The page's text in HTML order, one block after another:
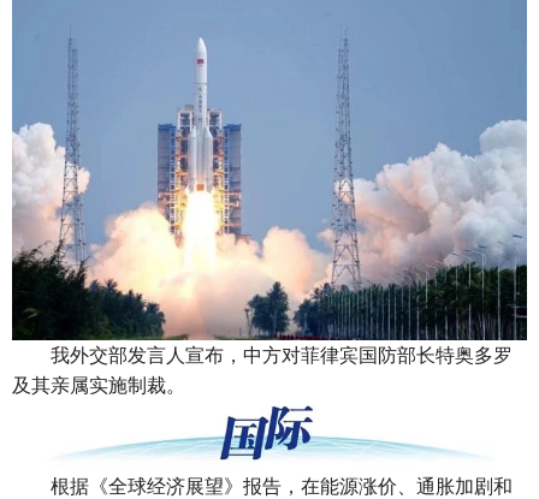
我外交部发言人宣布，中方对菲律宾国防部长特奥多罗
及其亲属实施制裁。
根据《全球经济展望》报告，在能源涨价、通胀加剧和